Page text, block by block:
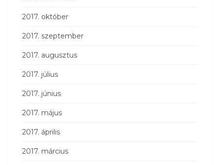
2017. október
2017. szeptember
2017. augusztus
2017. július
2017. június
2017. május
2017. április
2017. március